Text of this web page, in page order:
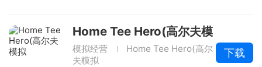
Home Tee Hero(高尔夫模
拟
模拟经营
Home Tee Hero(高尔
夫模拟
下载